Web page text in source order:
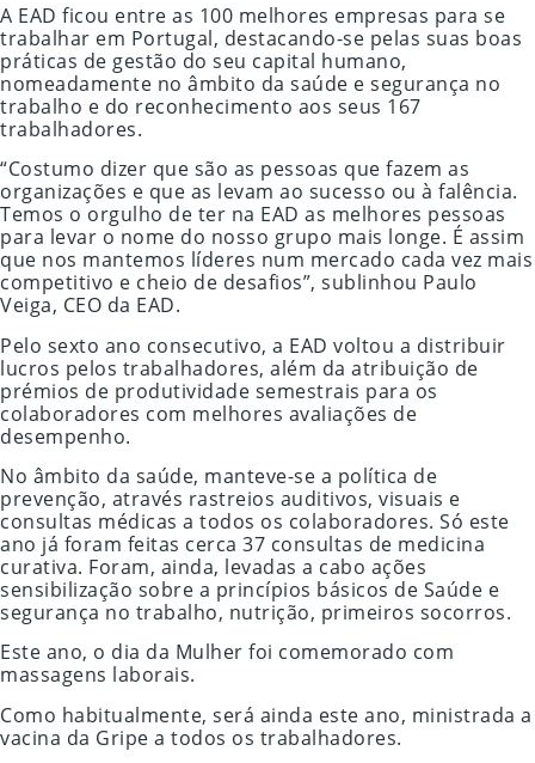
A EAD ficou entre as 100 melhores empresas para se
trabalhar em Portugal, destacando-se pelas suas boas
práticas de gestão do seu capital humano,
nomeadamente no âmbito da saúde e segurança no
trabalho e do reconhecimento aos seus 167
trabalhadores.
“Costumo dizer que são as pessoas que fazem as
organizações e que as levam ao sucesso ou à falência.
Temos o orgulho de ter na EAD as melhores pessoas
para levar o nome do nosso grupo mais longe. É assim
que nos mantemos líderes num mercado cada vez mais
competitivo e cheio de desafios”, sublinhou Paulo
Veiga, CEO da EAD.
Pelo sexto ano consecutivo, a EAD voltou a distribuir
lucros pelos trabalhadores, além da atribuição de
prémios de produtividade semestrais para os
colaboradores com melhores avaliações de
desempenho.
No âmbito da saúde, manteve-se a política de
prevenção, através rastreios auditivos, visuais e
consultas médicas a todos os colaboradores. Só este
ano já foram feitas cerca 37 consultas de medicina
curativa. Foram, ainda, levadas a cabo ações
sensibilização sobre a princípios básicos de Saúde e
segurança no trabalho, nutrição, primeiros socorros.
Este ano, o dia da Mulher foi comemorado com
massagens laborais.
Como habitualmente, será ainda este ano, ministrada a
vacina da Gripe a todos os trabalhadores.